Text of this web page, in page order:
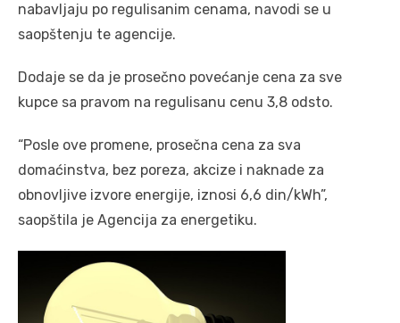
nabavljaju po regulisanim cenama, navodi se u
saopštenju te agencije.
Dodaje se da je prosečno povećanje cena za sve
kupce sa pravom na regulisanu cenu 3,8 odsto.
“Posle ove promene, prosečna cena za sva
domaćinstva, bez poreza, akcize i naknade za
obnovljive izvore energije, iznosi 6,6 din/kWh”,
saopštila je Agencija za energetiku.